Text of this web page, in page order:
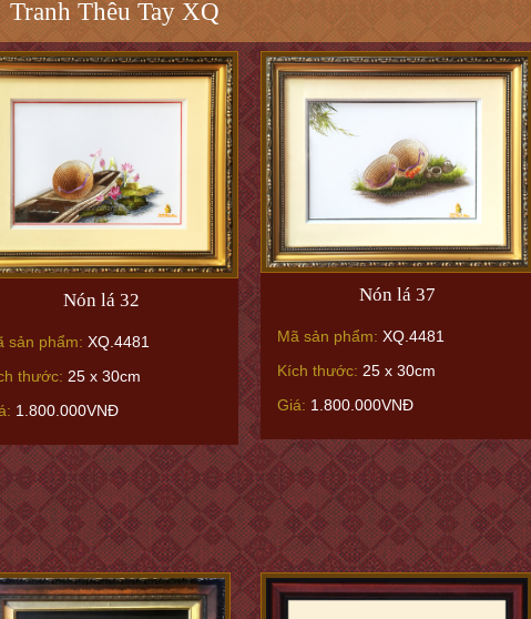
Tranh Thêu Tay XQ
Nón lá 32
sản phẩm: XQ.4481
thước: 25 x 30cm
1.800.000VNĐ
Nón lá 37
Mã sản phẩm: XQ.4481
Kích thước: 25 x 30cm
Giá: 1.800.000VNĐ